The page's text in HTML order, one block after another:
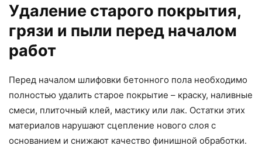
Удаление старого покрытия,
грязи и пыли перед началом
работ
Перед началом шлифовки бетонного пола необходимо
полностью удалить старое покрытие – краску, наливные
смеси, плиточный клей, мастику или лак. Остатки этих
материалов нарушают сцепление нового слоя с
основанием и снижают качество финишной обработки.